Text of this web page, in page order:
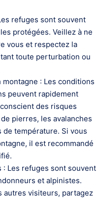
refuges sont souvent
protégées. Veillez à ne
vous et respectez la
toute perturbation ou
: Les conditions
peuvent rapidement
des risques
pierres, les avalanches
température. Si vous
il est recommandé
Les refuges sont souvent
et alpinistes.
autres visiteurs, partagez